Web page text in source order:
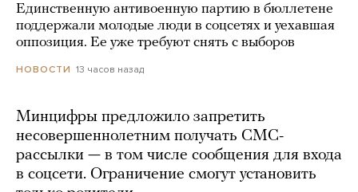
Единственную антивоенную партию в бюллетене
поддержали молодые люди в соцсетях и уехавшая
оппозиция. Ее уже требуют снять с выборов
НОВОСТИ 13 часов назад
Минцифры предложило запретить
несовершеннолетним получать СМС-
рассылки — в том числе сообщения для входа
в соцсети. Ограничение смогут установить